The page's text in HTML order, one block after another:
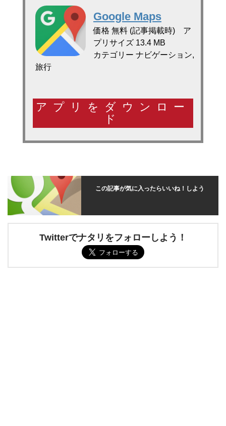
Google Maps
価格 無料 (記事掲載時) ア
プリサイズ 13.4 MB
カテゴリー ナビゲーション,
旅行
アプリをダウンロー
ド
この記事が気に入ったらいいね！しよう
Twitterでナタリをフォローしよう！